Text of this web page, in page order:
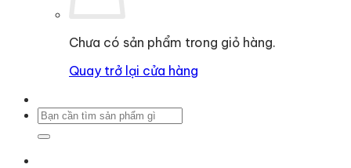
Chưa có sản phẩm trong giỏ hàng.
Quay trở lại cửa hàng
Tìm